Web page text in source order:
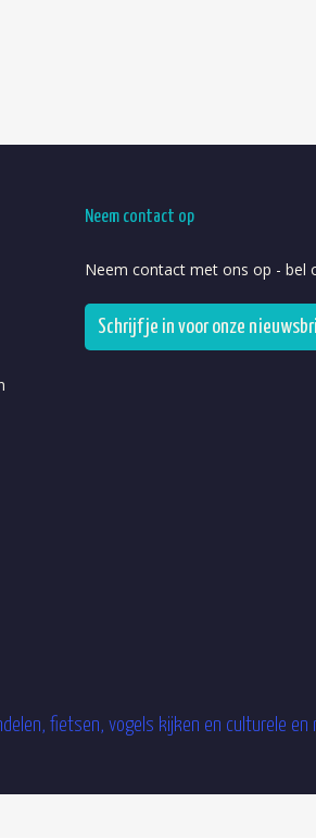
Neem contact op
Neem contact met ons op - bel
Schrijf je in voor onze
fietsen, vogels kijken en culturele